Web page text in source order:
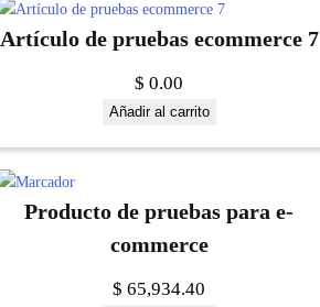
Artículo de pruebas ecommerce 7
$ 0.00
Añadir al carrito
Producto de pruebas para e-
commerce
$ 65,934.40